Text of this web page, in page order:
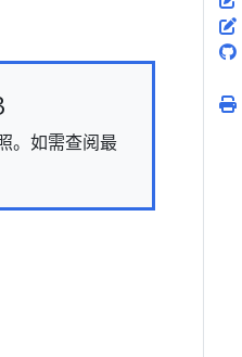
。如需查阅最